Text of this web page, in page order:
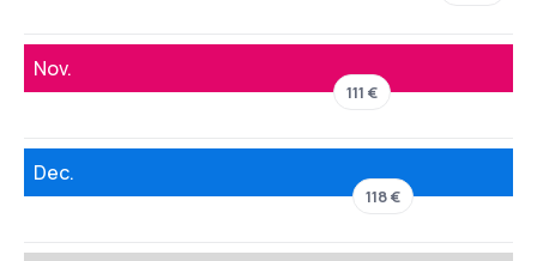
Nov.
111 €
Dec.
118 €